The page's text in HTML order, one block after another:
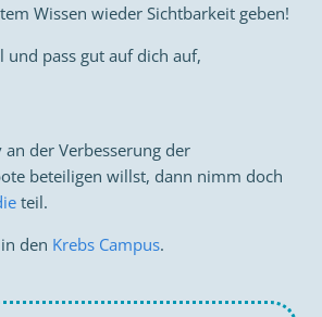
Wissen wieder Sichtbarkeit geben!
pass gut auf dich auf,
der Verbesserung der
beteiligen willst, dann nimm doch
teil.
den Krebs Campus.